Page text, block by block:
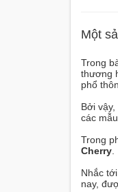
Một
Trong
thương
phổ
Bởi
các
Trong
Cherry
Nhắc
nay,